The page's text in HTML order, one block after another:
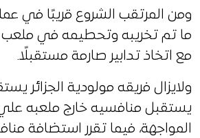
ومن المرتقب الشروع قريبًا في
ما تم تخريبه وتحطيمه في ملعب
مع اتخاذ تدابير صارمة مستقبلًا.
ولايزال فريقه مولودية الجزائر
يستقبل منافسيه خارج ملعبه
المواجهة، فيما تقرر استضافة